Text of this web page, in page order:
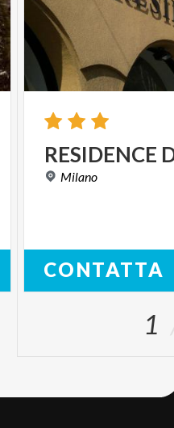
RESIDENCE
Milano
CONTATTA
1